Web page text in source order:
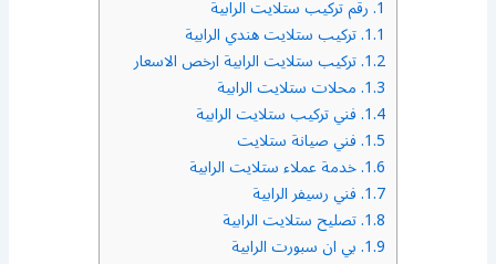
1. رقم تركيب ستلايت الرابية
1.1. تركيب ستلايت هندي الرابية
1.2. تركيب ستلايت الرابية ارخص الاسعار
1.3. محلات ستلايت الرابية
1.4. فني تركيب ستلايت الرابية
1.5. فني صيانة ستلايت
1.6. خدمة عملاء ستلايت الرابية
1.7. فني رسيفر الرابية
1.8. تصليح ستلايت الرابية
1.9. بي ان سبورت الرابية